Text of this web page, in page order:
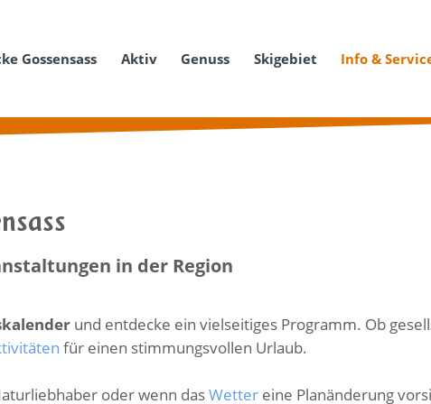
Gossensass Aktiv Genuss Skigebiet Info &
in der Region
und entdecke ein vielseitiges Programm. Ob
für einen stimmungsvollen Urlaub.
oder wenn dasWetter eine Planänderung